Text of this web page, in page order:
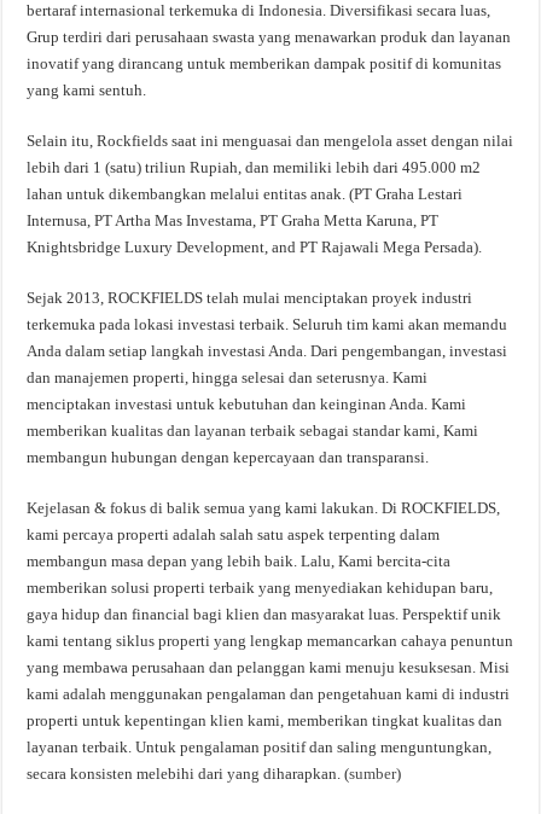
bertaraf internasional terkemuka di Indonesia. Diversifikasi secara luas,
Grup terdiri dari perusahaan swasta yang menawarkan produk dan layanan
inovatif yang dirancang untuk memberikan dampak positif di komunitas
yang kami sentuh.
Selain itu, Rockfields saat ini menguasai dan mengelola asset dengan nilai
lebih dari 1 (satu) triliun Rupiah, dan memiliki lebih dari 495.000 m2
lahan untuk dikembangkan melalui entitas anak. (PT Graha Lestari
Internusa, PT Artha Mas Investama, PT Graha Metta Karuna, PT
Knightsbridge Luxury Development, and PT Rajawali Mega Persada).
Sejak 2013, ROCKFIELDS telah mulai menciptakan proyek industri
terkemuka pada lokasi investasi terbaik. Seluruh tim kami akan memandu
Anda dalam setiap langkah investasi Anda. Dari pengembangan, investasi
dan manajemen properti, hingga selesai dan seterusnya. Kami
menciptakan investasi untuk kebutuhan dan keinginan Anda. Kami
memberikan kualitas dan layanan terbaik sebagai standar kami, Kami
membangun hubungan dengan kepercayaan dan transparansi.
Kejelasan & fokus di balik semua yang kami lakukan. Di ROCKFIELDS,
kami percaya properti adalah salah satu aspek terpenting dalam
membangun masa depan yang lebih baik. Lalu, Kami bercita-cita
memberikan solusi properti terbaik yang menyediakan kehidupan baru,
gaya hidup dan financial bagi klien dan masyarakat luas. Perspektif unik
kami tentang siklus properti yang lengkap memancarkan cahaya penuntun
yang membawa perusahaan dan pelanggan kami menuju kesuksesan. Misi
kami adalah menggunakan pengalaman dan pengetahuan kami di industri
properti untuk kepentingan klien kami, memberikan tingkat kualitas dan
layanan terbaik. Untuk pengalaman positif dan saling menguntungkan,
secara konsisten melebihi dari yang diharapkan. (sumber)